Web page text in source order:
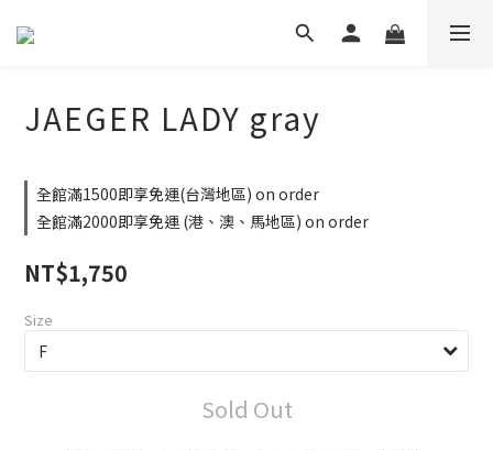
JAEGER LADY gray
全館滿1500即享免運(台灣地區) on order
全館滿2000即享免運 (港、澳、馬地區) on order
NT$1,750
Size
Sold Out